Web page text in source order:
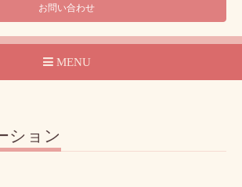
お問い合わせ
MENU
ション